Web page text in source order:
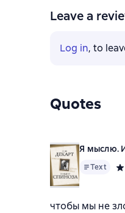
Leave a
Log in, to
Quotes
Я мыслю.
Text
чтобы мы не